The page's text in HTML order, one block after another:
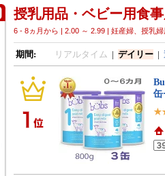
授乳用品・ベビー用食
6 - 8ヵ月から | 2.00 ～ 2.99 | 妊産婦、授乳
期間: リアルタイム | デイリー|
缶